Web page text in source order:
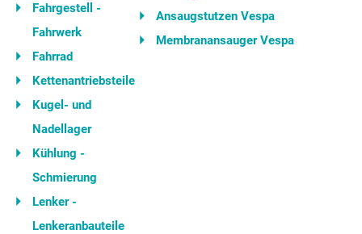
Fahrgestell -
Fahrwerk
Fahrrad
Kettenantriebsteile
Kugel- und
Nadellager
Kühlung -
Schmierung
Lenker -
Lenkeranbauteile
Ansaugstutzen Vespa
Membranansauger Vespa